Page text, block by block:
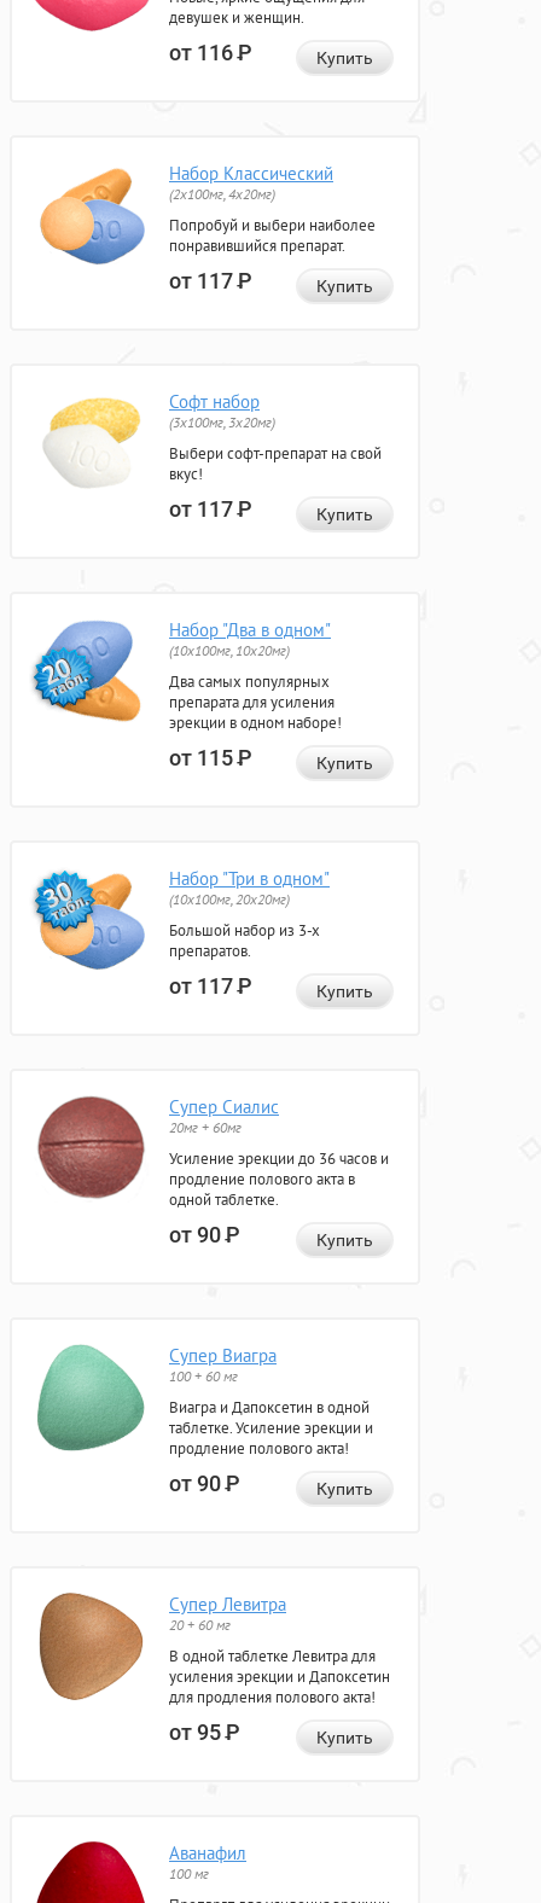
девушек и женщин.
от 116Р Купить
Набор Классический
(2x100мг, 4x20мг)
Попробуй и выбери наиболее
понравившийся препарат.
от 117Р Купить
Софт набор
(3x100мг, 3x20мг)
Выбери софт-препарат на свой
вкус!
от 117Р Купить
Набор "Два в одном"
(10x100мг, 10x20мг)
Два самых популярных
препарата для усиления
эрекции в одном наборе!
от 115Р Купить
Набор "Три в одном"
(10x100мг, 20x20мг)
Большой набор из 3-х
препаратов.
от 117Р Купить
Супер Сиалис
20мг + 60мг
Усиление эрекции до 36 часов и
продление полового акта в
одной таблетке.
от 90Р Купить
Супер Виагра
100 + 60 мг
Виагра и Дапоксетин в одной
таблетке. Усиление эрекции и
продление полового акта!
от 90Р Купить
Супер Левитра
20 + 60 мг
В одной таблетке Левитра для
усиления эрекции и Дапоксетин
для продления полового акта!
от 95Р Купить
Аванафил
100 мг